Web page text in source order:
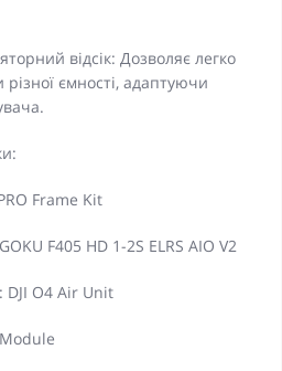
відсік: Дозволяє легко
ємності, адаптуючи
Frame Kit
F405 HD 1-2S ELRS AIO V2
DJI O4 Air Unit